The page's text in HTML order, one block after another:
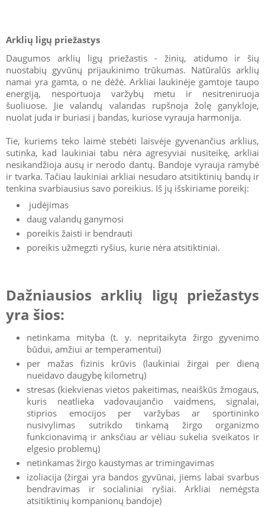
Arklių ligų priežastys
Daugumos arklių ligų priežastis - žinių, atidumo ir šių
nuostabių gyvūnų prijaukinimo trūkumas. Natūralūs arklių
namai yra gamta, o ne dėžė. Arkliai laukinėje gamtoje taupo
energiją, nesportuoja varžybų metu ir nesitreniruoja
šuoliuose. Jie valandų valandas rupšnoja žolę ganykloje,
nuolat juda ir buriasi į bandas, kuriose vyrauja harmonija.
Tie, kuriems teko laimė stebėti laisvėje gyvenančius arklius,
sutinka, kad laukiniai tabu nėra agresyviai nusiteikę, arkliai
nesikandžioja ausų ir nerodo dantų. Bandoje vyrauja ramybė
ir tvarka. Tačiau laukiniai arkliai nesudaro atsitiktinių bandų ir
tenkina svarbiausius savo poreikius. Iš jų išskiriame poreikį:
judėjimas
daug valandų ganymosi
poreikis žaisti ir bendrauti
poreikis užmegzti ryšius, kurie nėra atsitiktiniai.
Dažniausios arklių ligų priežastys
yra šios:
netinkama mityba (t. y. nepritaikyta žirgo gyvenimo
būdui, amžiui ar temperamentui)
per mažas fizinis krūvis (laukiniai žirgai per dieną
nueidavo daugybę kilometrų)
stresas (kiekvienas vietos pakeitimas, neaiškūs žmogaus,
kuris neatlieka vadovaujančio vaidmens, signalai,
stiprios emocijos per varžybas ar sportininko
nusivylimas sutrikdo tinkamą žirgo organizmo
funkcionavimą ir anksčiau ar vėliau sukelia sveikatos ir
elgesio problemų)
netinkamas žirgo kaustymas ar trimingavimas
izoliacija (žirgai yra bandos gyvūnai, jiems labai svarbus
bendravimas ir socialiniai ryšiai. Arkliai nemėgsta
atsitiktinių kompanionų bandoje)